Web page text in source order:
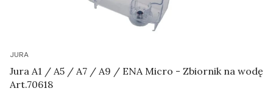
JURA
Jura A1 / A5 / A7 / A9 / ENA Micro - Zbiornik na wodę
Art.70618